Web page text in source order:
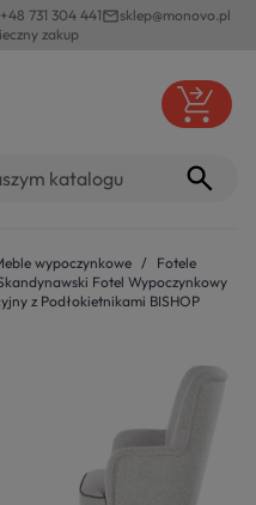
+48 731 304 441mail_outlinesklep@monovo.pl
zakup
wypoczynkowe
Fotele
Fotel Wypoczynkowy
z Podłokietnikami BISHOP